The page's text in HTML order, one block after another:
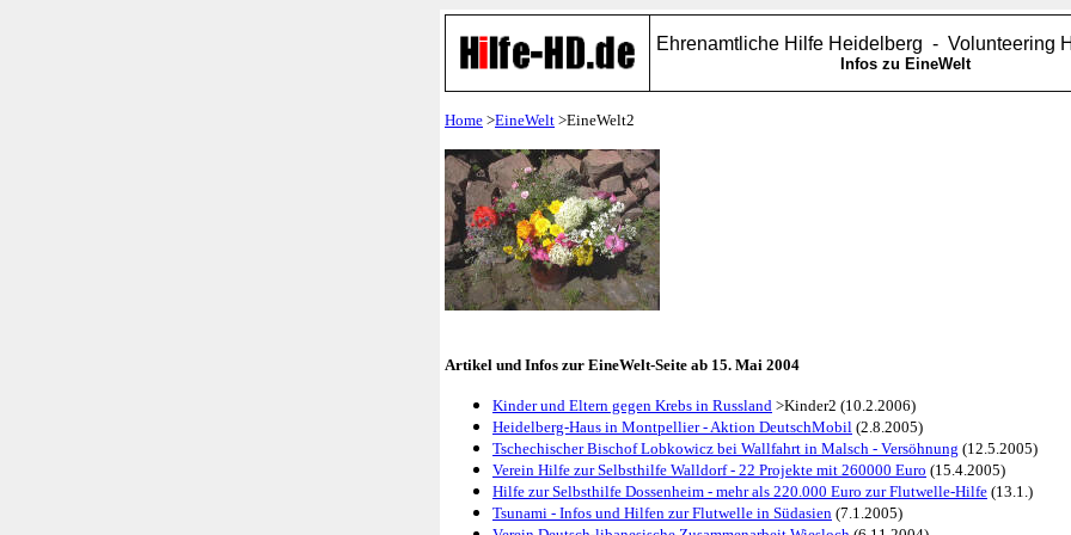
Ehrenamtliche Hilfe Heidelberg - Volunteering
Infos zu EineWelt
Home >EineWelt >EineWelt2
Artikel und Infos zur EineWelt-Seite ab 15. Mai 2004
Kinder und Eltern gegen Krebs in Russland >Kinder2 (10.2.2006)
Heidelberg-Haus in Montpellier - Aktion DeutschMobil (2.8.2005)
Tschechischer Bischof Lobkowicz bei Wallfahrt in Malsch - Versöhnung (12.5.2005)
Verein Hilfe zur Selbsthilfe Walldorf - 22 Projekte mit 260000 Euro (15.4.2005)
Hilfe zur Selbsthilfe Dossenheim - mehr als 220.000 Euro zur Flutwelle-Hilfe (13.1.)
Tsunami - Infos und Hilfen zur Flutwelle in Südasien (7.1.2005)